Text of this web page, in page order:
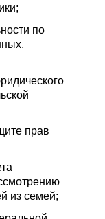
по
прав
из семей;